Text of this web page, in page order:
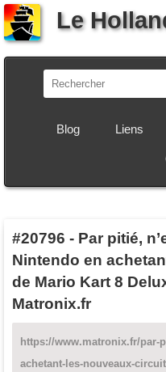
Le
Blog Liens
#20796 - Par pitié,
Nintendo en
de Mario Kart 8
Matronix.fr
https://www.matronix.fr/par-
achetant-les-nouveaux-